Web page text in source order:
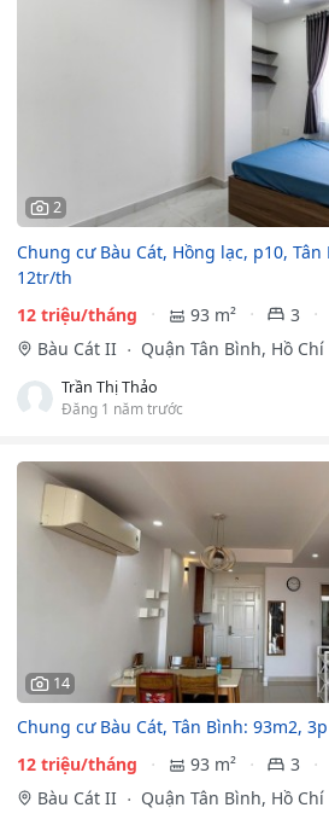
2
Chung cư Bàu Cát, Hồng lạc, p10,
12tr/th
12 triệu/tháng
93 m² 3
Bàu Cát II
Quận Tân Bình, Hồ
Trần Thị Thảo
Đăng 1 năm trước
14
Chung cư Bàu Cát, Tân Bình: 93m2,
12 triệu/tháng
93 m² 3
Bàu Cát II
Quận Tân Bình, Hồ